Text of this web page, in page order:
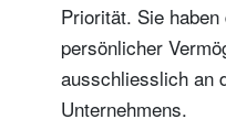
Priorität. Sie
persönlicher
ausschliesslich an
Unternehmens.